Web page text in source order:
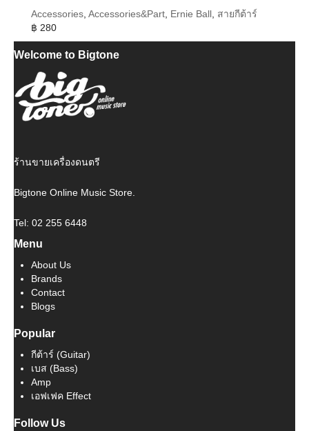
Accessories, Accessories&Part, Ernie Ball, สายกีต้าร์
฿ 280
Welcome to Bigtone
ร้านขายเครื่องดนตรี
Bigtone Online Music Store.
Tel: 02 255 6448
Menu
About Us
Brands
Contact
Blogs
Popular
กีต้าร์ (Guitar)
เบส (Bass)
Amp
เอฟเฟค Effect
Follow Us